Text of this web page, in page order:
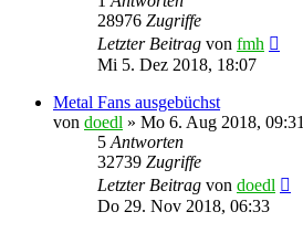
28976 Zugriffe
Letzter Beitrag von fmh
Mi 5. Dez 2018, 18:07
Metal Fans ausgebüchst
von doedl » Mo 6. Aug 2018, 09:31
5 Antworten
32739 Zugriffe
Letzter Beitrag von doedl
Do 29. Nov 2018, 06:33